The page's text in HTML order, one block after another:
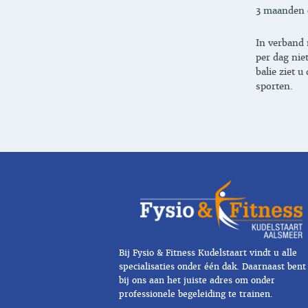
3
In verband
per dag
balie ziet u
sporten.
Bij Fysio & Fitness Kudelstaart vindt u alle
specialisaties onder één dak. Daarnaast
bij ons aan het juiste adres om onder
professionele begeleiding te trainen.